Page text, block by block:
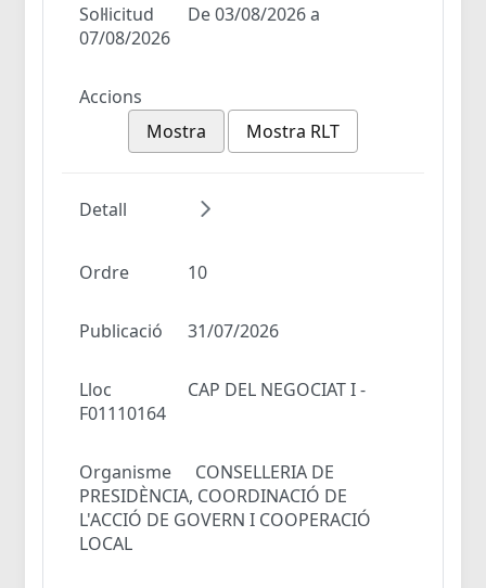
Sol·licitud
De 03/08/2026 a
07/08/2026
Accions
Mostra
Mostra RLT
Detall
Ordre 10
Publicació 31/07/2026
Lloc
CAP DEL NEGOCIAT I -
F01110164
Organisme
CONSELLERIA DE
PRESIDÈNCIA, COORDINACIÓ DE
L'ACCIÓ DE GOVERN I COOPERACIÓ
LOCAL